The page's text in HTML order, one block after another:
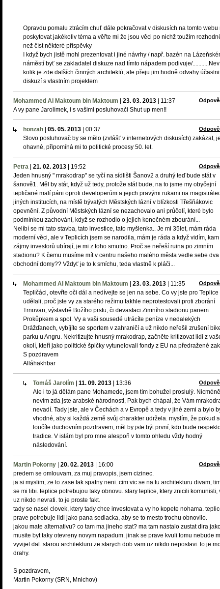
Opravdu pomalu ztrácím chuť dále pokračovat v diskusích na tomto webu
poskytovat jakékoliv téma a věřte mi že jsou věci po nichž toužím
než číst některé příspěvky
I když bych jistě mohl prezentovat i jiné návrhy / např. bazén na
náměstí byť se zakladatel diskuze nad tímto nápadem podivuje/
kolik je zde dalších činných architektů, ale přeju jim hodně odvahy
diskuzí s vlastním projektem
Mohammed Al Maktoum bin Maktoum 23. 03. 2013 11:37
A vy pane Jarolímek, i s vašimi posluhovači Shut up men!!
honzah 05. 05. 2013 00:37
Slovo posluhovač by se mělo (zvlášť v internetových diskusích) zakázat,
ohavné, připomíná mi to politické procesy 50. let.
Petra 21. 02. 2013 19:52
Jeden hnusný " mrakodrap" se tyčí na sídlišti Šanov2 a druhý teď bude stát v
šanově1. Měl by stát, když už tedy, protože stát bude, na to jsme my obyčejní
tepličané malí páni oproti developerům a jejich pravými rukami na
jiných institucích, na místě bývalých Městských lázní v blízkosti Třešňákovic
opevnění. Z původní Městských lázní se nezachovalo ani průčelí, které bylo
podmínkou zachování, když se rozhodlo o jejich konečném zbourání...
Nelíbí se mi tato stavba, tato investice, tato myšlenka.. Je mi 35let, mám ráda
moderní věci, ale v Teplicích jsem se narodila, mám je ráda a když vidím, kam
zájmy investorů ubírají, je mi z toho smutno. Proč se neřeší ruina po zimním
stadionu? K čemu musíme mít v centru našeho malého města vedle sebe dva
obchodní domy?? Vždyť je to k smíchu, teda vlastně k pláči...
Mohammed Al Maktoum bin Maktoum 23. 03. 2013 11:35
Tepličáci, otevřte oči dál a nedívejte se jen na sebe. Co vy jste pro Teplice
udělali, proč jste vy za starého režimu takhle neprotestovali proti zborání
Trnovan, výstavbě Božího prstu, či devastaci Zimního stadionu panem
Prokůpkem a spol. Vy a vaši sousedé utrácíte peníze v nedalekých
Drážďanech, vybíjíte se sportem v zahraničí a už nikdo neřešil zrušení
parku u Angru. Nekritizujte hnusný mrakodrap, začněte kritizovat lidi z
okolí, kteří jako politické špičky vytunelovali fondy z EU na předražené
S pozdravem
Alláhakhbar
Tomáš Jarolím 11. 09. 2013 13:36
Ale i to já dělám pane Mohamede, jsem tím bohužel proslulý. Nicméně
nevím zda jste arabské národnosti, Pak bych chápal, že Vám
nevadí. Tady jste, ale v Čechách a v Evropě a tedy v jiné zemi a bylo
vhodné, aby si každá země svůj charakter udržela. myslím, že pokud
loučíte duchovním pozdravem, měl by jste být první, kdo bude
tradice. V islám byl pro mne alespoň v tomto ohledu vždy hodný
následování.
Martin Pokorny 20. 02. 2013 16:00
predem se omlouvam, za muj pravopis, jsem cizinec.
ja si myslim, ze to zase tak spatny neni. cim vic se na tu architekturu divam,
se mi libi. teplice potrebujou taky obnovu. stary teplice, ktery znicili komunisti,
uz nikdo nevrati. to je proste fakt.
tady se nasel clovek, ktery tady chce investovat a vy ho kopete nohama.
prave potrebuje lidi jako pana sedlacka, aby se to mesto trochu obnovilo.
jakou mate alternativu? co tam ma jineho stat? ma tam nastalo zustat dira
musite byt taky otevreny novym napadum. jinak se prave kvuli tomu nebude
vyvijet dal. starou architekturu ze starych dob vam uz nikdo nepostavi. to je
drahy.
S pozdravem,
Martin Pokorny (SRN, Mnichov)